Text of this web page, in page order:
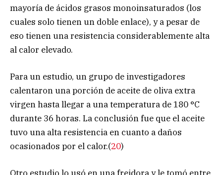
mayoría de ácidos grasos monoinsaturados (los
cuales solo tienen un doble enlace), y a pesar de
eso tienen una resistencia considerablemente alta
al calor elevado.
Para un estudio, un grupo de investigadores
calentaron una porción de aceite de oliva extra
virgen hasta llegar a una temperatura de 180 °C
durante 36 horas. La conclusión fue que el aceite
tuvo una alta resistencia en cuanto a daños
ocasionados por el calor.(20)